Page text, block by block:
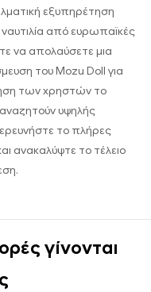
εξυπηρέτηση
από ευρωπαϊκές
να απολαύσετε μια
του Mozu Doll για
των χρηστών το
υψηλής
το πλήρες
ανακαλύψτε το τέλειο
γίνονται